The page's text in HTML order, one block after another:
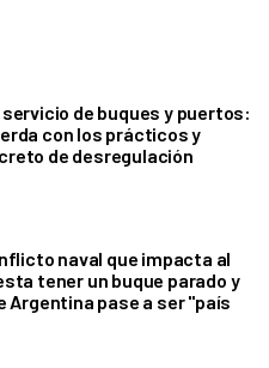
de buques y puertos:
con los prácticos y
de desregulación
naval que impacta al
tener un buque parado y
Argentina pase a ser "país